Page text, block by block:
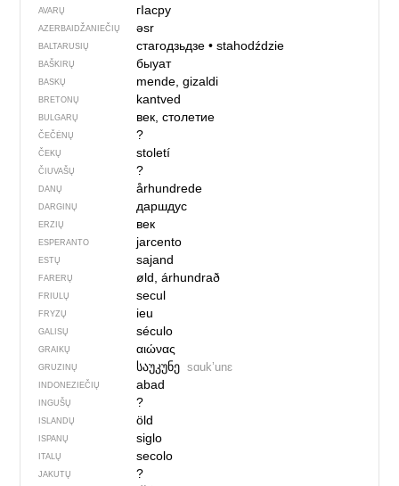
AVARŲ гIасру
AZERBAIDŽANIEČIŲ əsr
BALTARUSIŲ стагодзьдзе• stahodździe
BAŠKIRŲ быуат
BASKŲ mende, gizaldi
BRETONŲ kantved
BULGARŲ век, столетие
ČEČĖNŲ ?
ČEKŲ století
ČIUVAŠŲ ?
DANŲ århundrede
DARGINŲ даршдус
ERZIŲ век
ESPERANTO jarcento
ESTŲ sajand
FARERŲ øld, árhundrað
FRIULŲ secul
FRYZŲ ieu
GALISŲ século
GRAIKŲ αιώνας
GRUZINŲ საუკუნე sɑukʼunɛ
INDONEZIEČIŲ abad
INGUŠŲ ?
ISLANDŲ öld
ISPANŲ siglo
ITALŲ secolo
JAKUTŲ ?